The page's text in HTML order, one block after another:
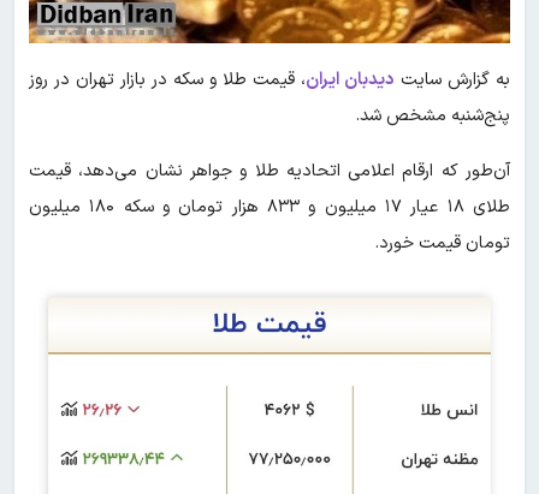
به گزارش سایت دیدبان ایران، قیمت طلا و سکه در بازار تهران در روز
پنج‌شنبه مشخص شد.
آن‌طور که ارقام اعلامی اتحادیه طلا و جواهر نشان می‌دهد، قیمت
طلای ۱۸ عیار ۱۷ میلیون و ۸۳۳ هزار تومان و سکه ۱۸۰ میلیون
تومان قیمت خورد.